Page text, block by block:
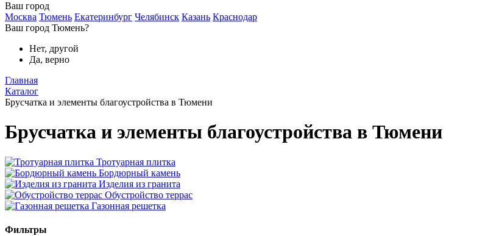
Ваш город
Москва Тюмень Екатеринбург Челябинск Казань Краснодар
Ваш город Тюмень?
Нет, другой
Да, верно
Главная
Каталог
Брусчатка и элементы благоустройства в Тюмени
Брусчатка и элементы благоустройства в Тюмени
Тротуарная плитка
Бордюрный камень
Изделия из гранита
Обустройство террас
Газонная решетка
Фильтры